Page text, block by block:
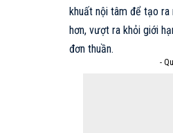
khuất nội tâm để tạo
hơn, vượt ra khỏi giới
đơn thuần.
-